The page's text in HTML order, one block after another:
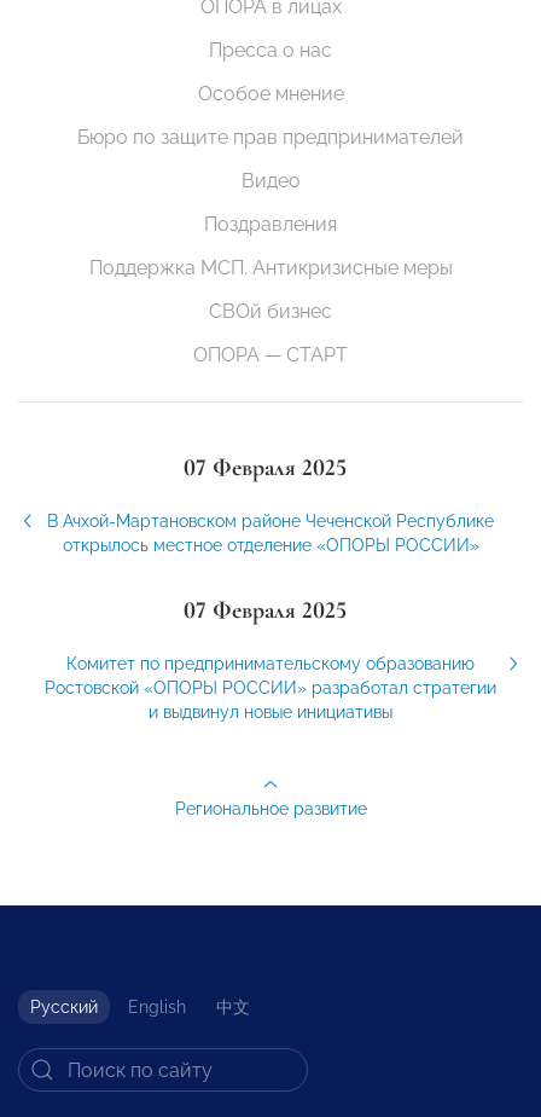
ОПОРА в лицах
Пресса о нас
Особое мнение
Бюро по защите прав предпринимателей
Видео
Поздравления
Поддержка МСП. Антикризисные меры
СВОй бизнес
ОПОРА — СТАРТ
07 Февраля 2025
В Ачхой-Мартановском районе Чеченской Республике
открылось местное отделение «ОПОРЫ РОССИИ»
07 Февраля 2025
Комитет по предпринимательскому образованию
Ростовской «ОПОРЫ РОССИИ» разработал стратегии
и выдвинул новые инициативы
Региональное развитие
Русский English 中文